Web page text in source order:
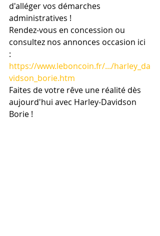
d'alléger vos démarches
administratives !
Rendez-vous en concession ou
consultez nos annonces occasion ici
:
https://www.leboncoin.fr/.../harley_da
vidson_borie.htm
Faites de votre rêve une réalité dès
aujourd'hui avec Harley-Davidson
Borie !